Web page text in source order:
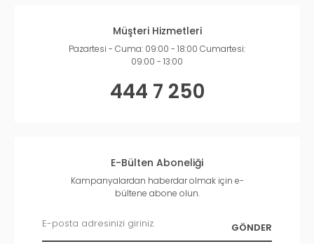
Müşteri Hizmetleri
Pazartesi - Cuma: 09:00 - 18:00 Cumartesi:
09:00 - 13:00
444 7 250
E-Bülten Aboneliği
Kampanyalardan haberdar olmak için e-
bültene abone olun.